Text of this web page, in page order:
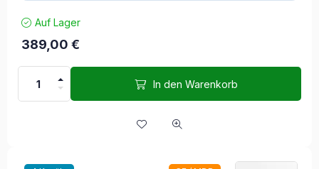
Auf Lager
389,00 €
In den Warenkorb